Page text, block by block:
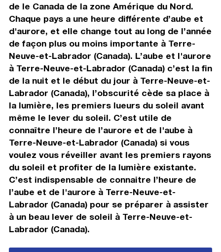
de le Canada de la zone Amérique du Nord.
Chaque pays a une heure différente d’aube et
d'aurore, et elle change tout au long de l’année
de façon plus ou moins importante à Terre-
Neuve-et-Labrador (Canada). L’aube et l'aurore
à Terre-Neuve-et-Labrador (Canada) c’est la fin
de la nuit et le début du jour à Terre-Neuve-et-
Labrador (Canada), l’obscurité cède sa place à
la lumière, les premiers lueurs du soleil avant
même le lever du soleil. C’est utile de
connaître l’heure de l’aurore et de l'aube à
Terre-Neuve-et-Labrador (Canada) si vous
voulez vous réveiller avant les premiers rayons
du soleil et profiter de la lumière existante.
C’est indispensable de connaitre l’heure de
l’aube et de l'aurore à Terre-Neuve-et-
Labrador (Canada) pour se préparer à assister
à un beau lever de soleil à Terre-Neuve-et-
Labrador (Canada).